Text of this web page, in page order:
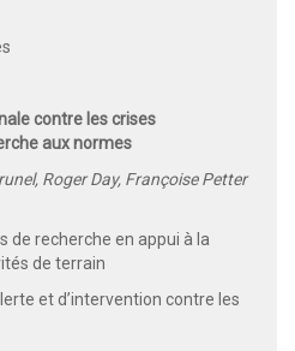
contre les crises
aux normes
Roger Day, Françoise Petter
de recherche en appui à la
de terrain
et d’intervention contre les